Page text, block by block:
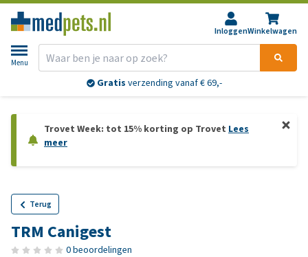
InloggenWinkelwagen
Menu
Gratis verzending vanaf € 69,-
Trovet Week: tot 15% korting op Trovet Lees
meer
Terug
TRM Canigest
0 beoordelingen